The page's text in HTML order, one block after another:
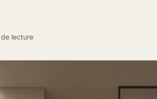
lecture